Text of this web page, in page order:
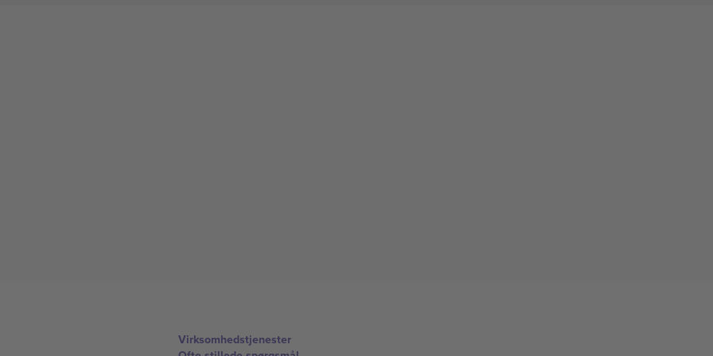
Virksomhedstjenester